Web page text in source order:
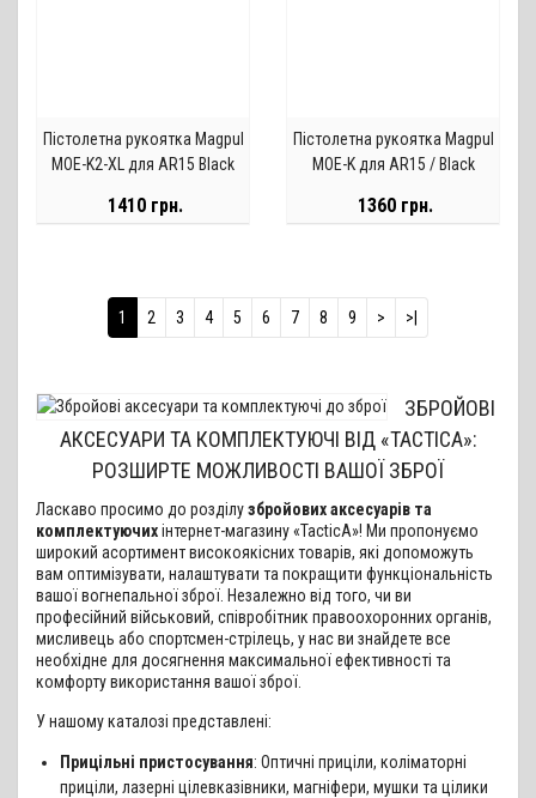
Пістолетна рукоятка Magpul
MOE-K2-XL для AR15 Black
1410 грн.
Пістолетна рукоятка Magpul
MOE-K для AR15 / Black
1360 грн.
1 2 3 4 5 6 7 8 9 > >|
ЗБРОЙОВІ
АКСЕСУАРИ ТА КОМПЛЕКТУЮЧІ ВІД «TACTICA»:
РОЗШИРТЕ МОЖЛИВОСТІ ВАШОЇ ЗБРОЇ
Ласкаво просимо до розділузбройових аксесуарів та
комплектуючихінтернет-магазину «TacticA»! Ми пропонуємо
широкий асортимент високоякісних товарів, які допоможуть
вам оптимізувати, налаштувати та покращити функціональність
вашої вогнепальної зброї. Незалежно від того, чи ви
професійний військовий, співробітник правоохоронних органів,
мисливець або спортсмен-стрілець, у нас ви знайдете все
необхідне для досягнення максимальної ефективності та
комфорту використання вашої зброї.
У нашому каталозі представлені:
Прицільні пристосування: Оптичні приціли, коліматорні
приціли, лазерні цілевказівники, магніфери, мушки та цілики